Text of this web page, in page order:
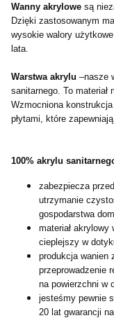
Wanny akrylowe są
Dzięki zastosowanym
wysokie walory
lata.
Warstwa akrylu –nasze
sanitarnego. To materiał
Wzmocniona
płytami, które
100% akrylu
zabezpiecza
utrzymanie
gospodarstwa
materiał
cieplejszy w
produkcja wanien
przeprowadzenie
na powierzchni w
jesteśmy pewnie
20 lat gwarancji